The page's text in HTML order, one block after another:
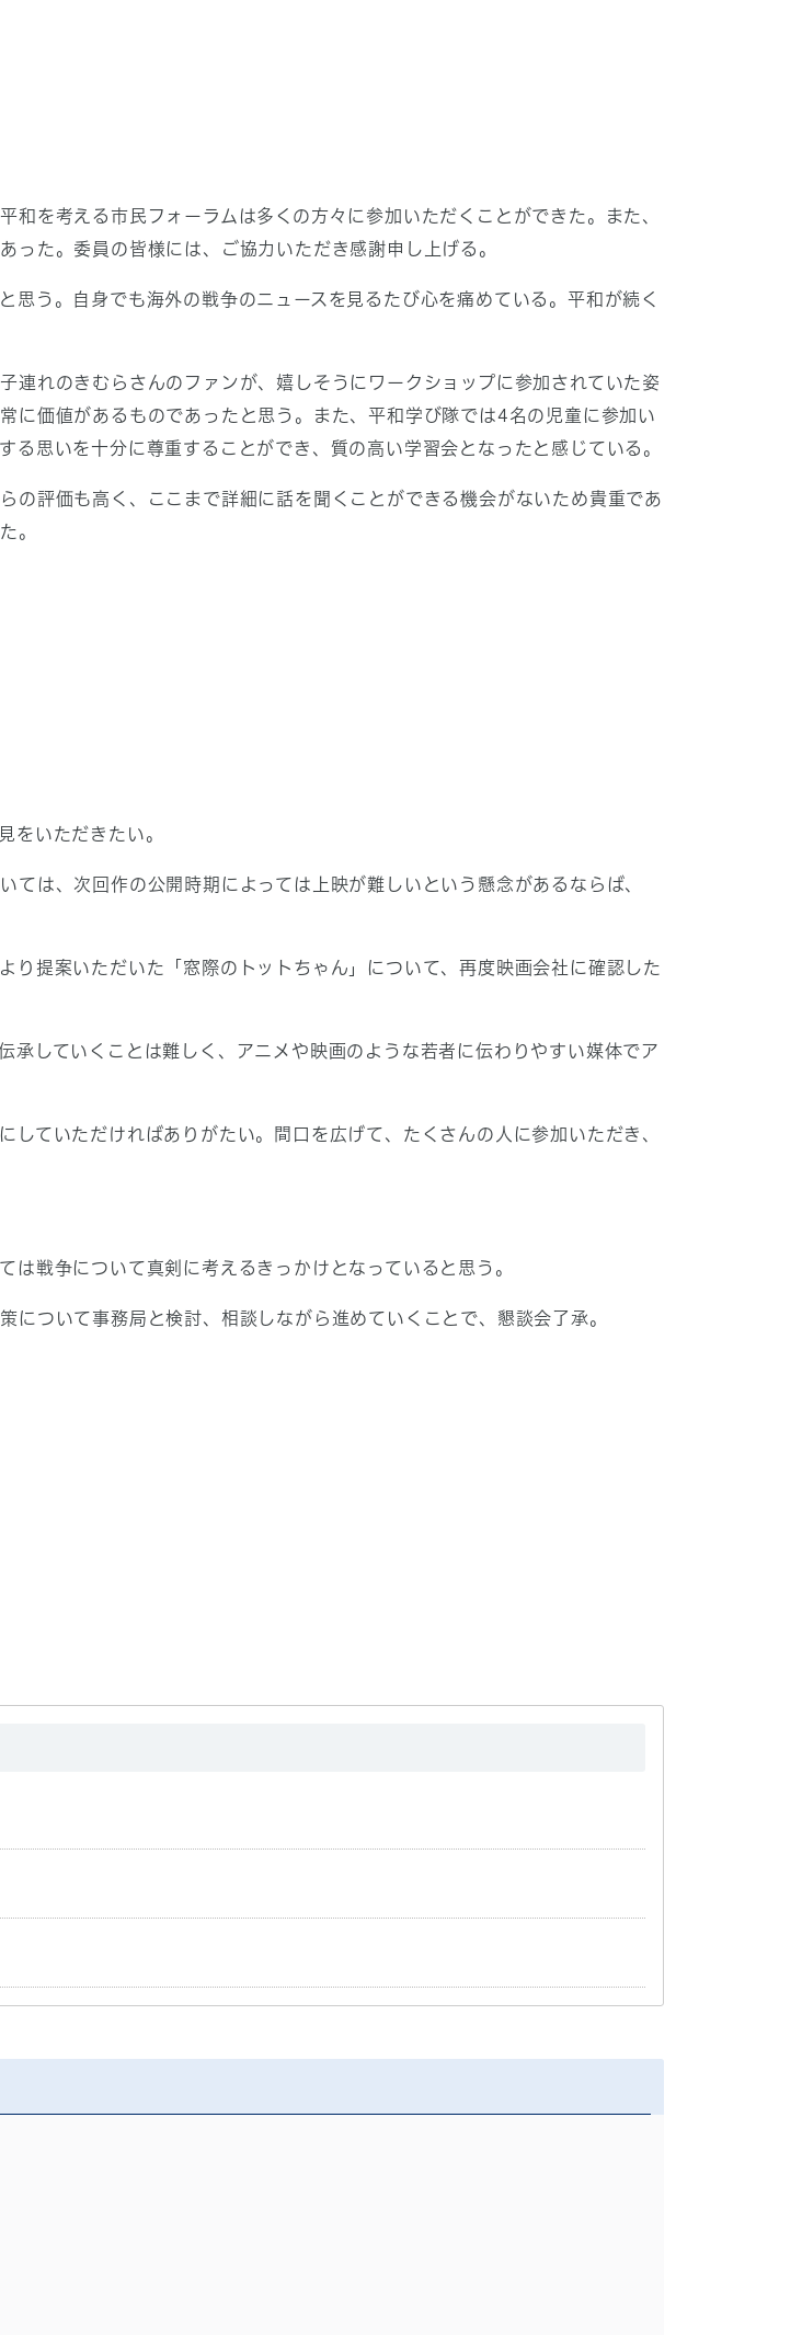
和を考える市民フォーラムは多くの方々に参加いただくことができた。また、
った。委員の皆様には、ご協力いただき感謝申し上げる。
思う。自身でも海外の戦争のニュースを見るたび心を痛めている。平和が続く
連れのきむらさんのファンが、嬉しそうにワークショップに参加されていた姿
に価値があるものであったと思う。また、平和学び隊では4名の児童に参加い
思いを十分に尊重することができ、質の高い学習会となったと感じている。
の評価も高く、ここまで詳細に話を聞くことができる機会がないため貴重であ
。
をいただきたい。
ては、次回作の公開時期によっては上映が難しいという懸念があるならば、
り提案いただいた「窓際のトットちゃん」について、再度映画会社に確認した
承していくことは難しく、アニメや映画のような若者に伝わりやすい媒体でア
していただければありがたい。間口を広げて、たくさんの人に参加いただき、
は戦争について真剣に考えるきっかけとなっていると思う。
について事務局と検討、相談しながら進めていくことで、懇談会了承。